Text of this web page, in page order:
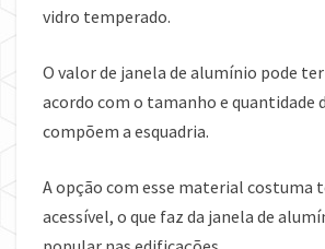
vidro temperado.
O valor de janela de alumínio pode
acordo com o tamanho e quantidade
compõem a esquadria.
A opção com esse material costuma
acessível, o que faz da janela de